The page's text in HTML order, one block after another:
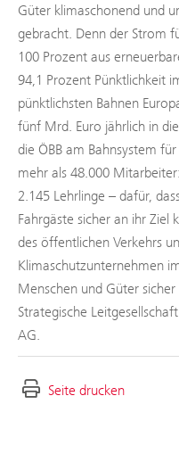
Güter klimaschonend und
gebracht. Denn der Strom
100 Prozent aus
94,1 Prozent Pünktlichkeit
pünktlichsten Bahnen
fünf Mrd. Euro jährlich in
die ÖBB am Bahnsystem
mehr als 48.000
2.145 Lehrlinge – dafür,
Fahrgäste sicher an ihr Ziel
des öffentlichen Verkehrs
Klimaschutzunternehmen
Menschen und Güter
Strategische
AG.
Seite drucken